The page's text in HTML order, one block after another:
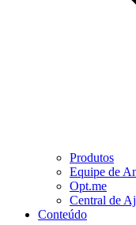
Produtos
Equipe de
Opt.me
Central de
Conteúdo